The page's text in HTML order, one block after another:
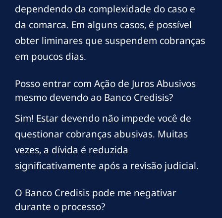
dependendo da complexidade do caso e
da comarca. Em alguns casos, é possível
obter liminares que suspendem cobranças
em poucos dias.
Posso entrar com Ação de Juros Abusivos
mesmo devendo ao Banco Credisis?
Sim! Estar devendo não impede você de
questionar cobranças abusivas. Muitas
vezes, a dívida é reduzida
significativamente após a revisão judicial.
O Banco Credisis pode me negativar
durante o processo?